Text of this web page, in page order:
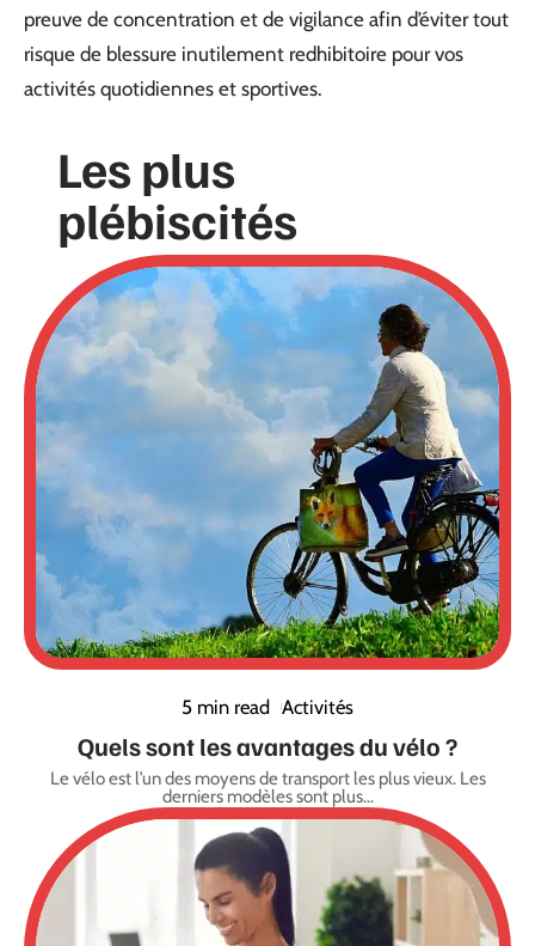
preuve de concentration et de vigilance afin d’éviter tout
risque de blessure inutilement redhibitoire pour vos
activités quotidiennes et sportives.
Les plus
plébiscités
5 min read Activités
Quels sont les avantages du vélo ?
Le vélo est l’un des moyens de transport les plus vieux. Les
derniers modèles sont plus…